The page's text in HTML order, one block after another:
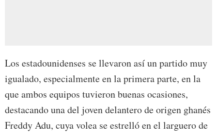
Los estadounidenses se llevaron así un partido muy
igualado, especialmente en la primera parte, en la
que ambos equipos tuvieron buenas ocasiones,
destacando una del joven delantero de origen ghanés
Freddy Adu, cuya volea se estrelló en el larguero de